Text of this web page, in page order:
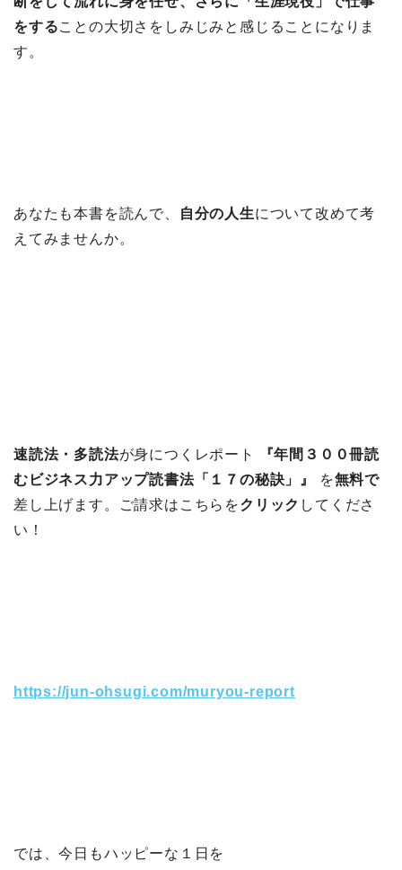
をすることの大切さをしみじみと感じることになりま
す。
あなたも本書を読んで、 自分の人生について改めて考
えてみませんか。
速読法・多読法が身につくレポート
『年間３００冊読
むビジネス力アップ読書法「１７の秘訣」』
を無料で
差し上げます。ご請求はこちらをクリック してくださ
い！
https://jun-ohsugi.com/muryou-report
では、今日もハッピーな１日を